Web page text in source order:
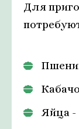
Для
Яйца -